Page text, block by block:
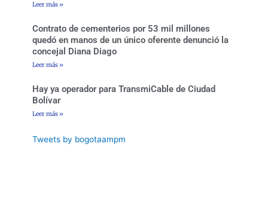
Leer más »
Contrato de cementerios por 53 mil millones
quedó en manos de un único oferente denunció la
concejal Diana Diago
Leer más »
Hay ya operador para TransmiCable de Ciudad
Bolívar
Leer más »
Tweets by bogotaampm